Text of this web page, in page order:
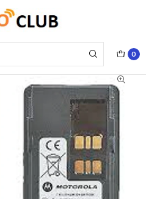
0
Volt bajo 2900 MAH - TIA4950 /
8000e Precio con